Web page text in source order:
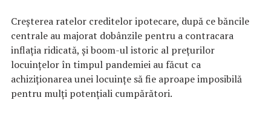
Creşterea ratelor creditelor ipotecare, după ce băncile
centrale au majorat dobânzile pentru a contracara
inflaţia ridicată, şi boom-ul istoric al preţurilor
locuinţelor în timpul pandemiei au făcut ca
achiziţionarea unei locuinţe să fie aproape imposibilă
pentru mulţi potenţiali cumpărători.